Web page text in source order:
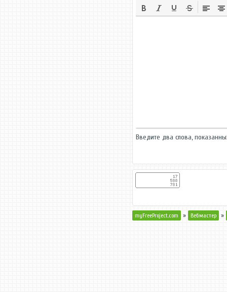
Введите два слова,
myFreeProject.com » Вебмастер »